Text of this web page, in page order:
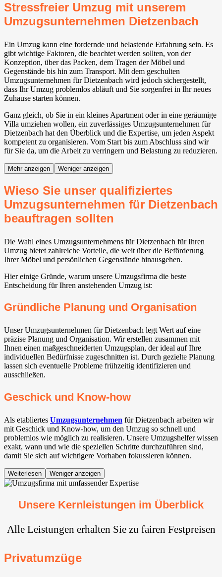
Stressfreier Umzug mit unserem
Umzugsunternehmen Dietzenbach
Ein Umzug kann eine fordernde und belastende Erfahrung sein. Es
gibt wichtige Faktoren, die beachtet werden sollten, von der
Konzeption, über das Packen, dem Tragen der Möbel und
Gegenstände bis hin zum Transport. Mit dem geschulten
Umzugsunternehmen für Dietzenbach wird jedoch sichergestellt,
dass Ihr Umzug problemlos abläuft und Sie sorgenfrei in Ihr neues
Zuhause starten können.
Ganz gleich, ob Sie in ein kleines Apartment oder in eine geräumige
Villa umziehen wollen, ein zuverlässiges Umzugsunternehmen für
Dietzenbach hat den Überblick und die Expertise, um jeden Aspekt
kompetent zu organisieren. Vom Start bis zum Abschluss sind wir
für Sie da, um die Arbeit zu verringern und Belastung zu reduzieren.
Mehr anzeigen Weniger anzeigen
Wieso Sie unser qualifiziertes
Umzugsunternehmen für Dietzenbach
beauftragen sollten
Die Wahl eines Umzugsunternehmens für Dietzenbach für Ihren
Umzug bietet zahlreiche Vorteile, die weit über die Beförderung
Ihrer Möbel und persönlichen Gegenstände hinausgehen.
Hier einige Gründe, warum unsere Umzugsfirma die beste
Entscheidung für Ihren anstehenden Umzug ist:
Gründliche Planung und Organisation
Unser Umzugsunternehmen für Dietzenbach legt Wert auf eine
präzise Planung und Organisation. Wir erstellen zusammen mit
Ihnen einen maßgeschneiderten Umzugsplan, der ideal auf Ihre
individuellen Bedürfnisse zugeschnitten ist. Durch gezielte Planung
lassen sich eventuelle Probleme frühzeitig identifizieren und
ausschließen.
Geschick und Know-how
Als etabliertes Umzugsunternehmen für Dietzenbach arbeiten wir
mit Geschick und Know-how, um den Umzug so schnell und
problemlos wie möglich zu realisieren. Unsere Umzugshelfer wissen
exakt, wann und wie die speziellen Schritte durchzuführen sind,
damit Sie sich auf wichtigere Vorhaben fokussieren können.
Weiterlesen Weniger anzeigen
Unsere Kernleistungen im Überblick
Alle Leistungen erhalten Sie zu fairen Festpreisen
Privatumzüge